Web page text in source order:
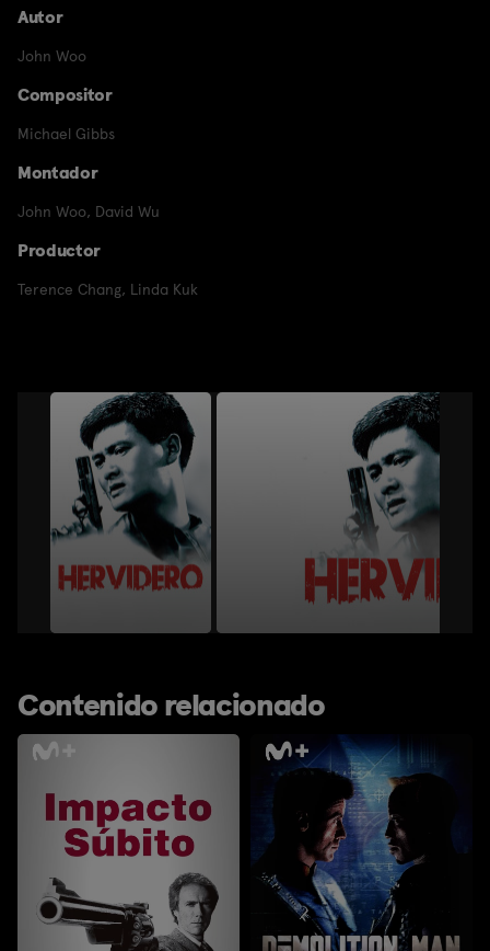
Autor
John Woo
Compositor
Michael Gibbs
Montador
John Woo, David Wu
Productor
Terence Chang, Linda Kuk
Contenido relacionado